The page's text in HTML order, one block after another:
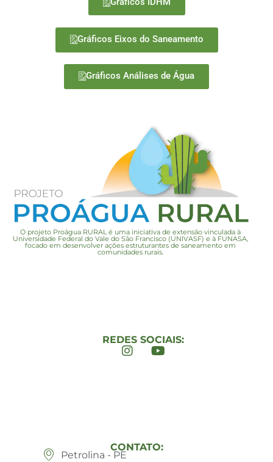
Gráficos Eixos do Saneamento
Gráficos Análises de Água
O projeto Proágua RURAL é uma iniciativa de extensão vinculada à
Universidade Federal do Vale do São Francisco (UNIVASF) e à FUNASA,
focado em desenvolver ações estruturantes de saneamento em
comunidades rurais.
REDES SOCIAIS:
CONTATO:
Petrolina - PE